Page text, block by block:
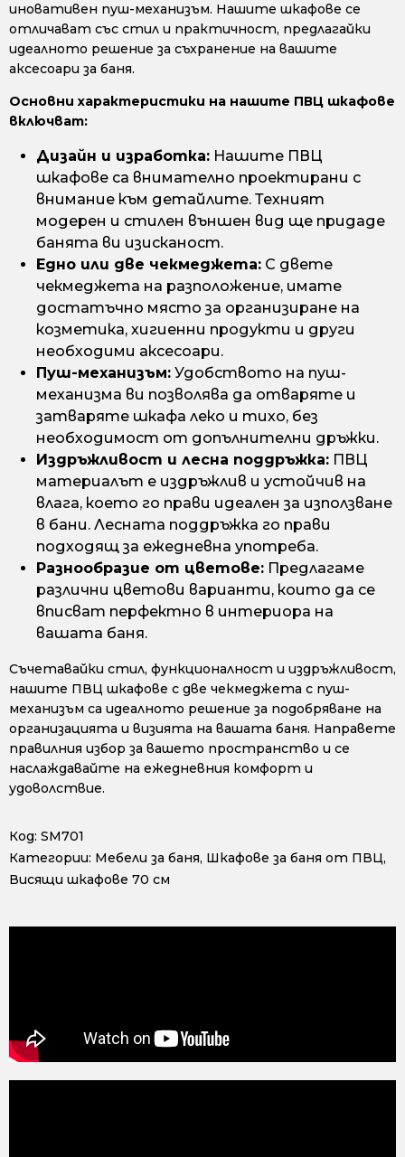
иновативен пуш-механизъм. Нашите шкафове се
отличават със стил и практичност, предлагайки
идеалното решение за съхранение на вашите
аксесоари за баня.
Основни характеристики на нашите ПВЦ шкафове
включват:
Дизайн и изработка: Нашите ПВЦ
шкафове са внимателно проектирани с
внимание към детайлите. Техният
модерен и стилен външен вид ще придаде
банята ви изисканост.
Едно или две чекмеджета: С двете
чекмеджета на разположение, имате
достатъчно място за организиране на
козметика, хигиенни продукти и други
необходими аксесоари.
Пуш-механизъм: Удобството на пуш-
механизма ви позволява да отваряте и
затваряте шкафа леко и тихо, без
необходимост от допълнителни дръжки.
Издръжливост и лесна поддръжка: ПВЦ
материалът е издръжлив и устойчив на
влага, което го прави идеален за използване
в бани. Лесната поддръжка го прави
подходящ за ежедневна употреба.
Разнообразие от цветове: Предлагаме
различни цветови варианти, които да се
вписват перфектно в интериора на
вашата баня.
Съчетавайки стил, функционалност и издръжливост,
нашите ПВЦ шкафове с две чекмеджета с пуш-
механизъм са идеалното решение за подобряване на
организацията и визията на вашата баня. Направете
правилния избор за вашето пространство и се
наслаждавайте на ежедневния комфорт и
удоволствие.
Код: SM701
Категории: Мебели за баня, Шкафове за баня от ПВЦ,
Висящи шкафове 70 см